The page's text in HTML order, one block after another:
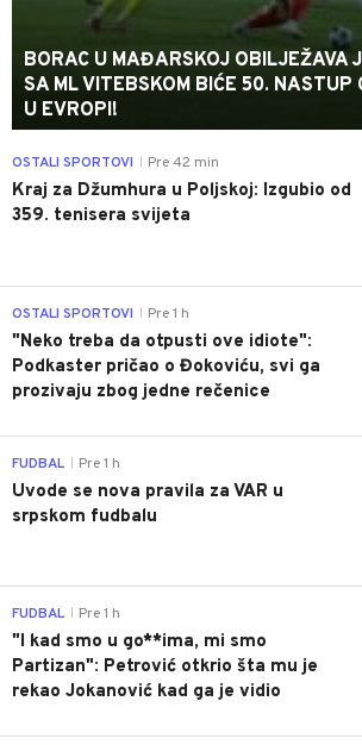
BORAC U MAĐARSKOJ OBILJEŽAVA
SA ML VITEBSKOM BIĆE 50. NASTUP
U EVROPI!
OSTALI SPORTOVI Pre 42 min
Kraj za Džumhura u Poljskoj: Izgubio od
359. tenisera svijeta
OSTALI SPORTOVI Pre 1 h
"Neko treba da otpusti ove idiote":
Podkaster pričao o Đokoviću, svi ga
prozivaju zbog jedne rečenice
FUDBAL Pre 1 h
Uvode se nova pravila za VAR u
srpskom fudbalu
FUDBAL Pre 1 h
"I kad smo u go**ima, mi smo
Partizan": Petrović otkrio šta mu je
rekao Jokanović kad ga je vidio